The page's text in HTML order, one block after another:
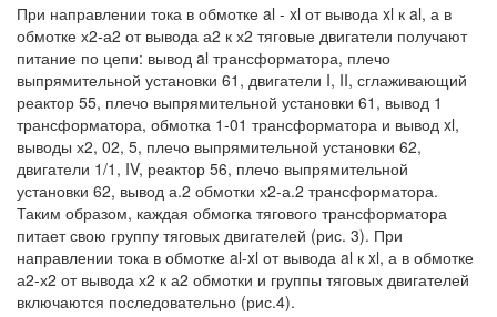
При направлении тока в обмотке al - xl от вывода xl к al, а в
обмотке х2-а2 от вывода а2 к х2 тяговые двигатели получают
питание по цепи: вывод al трансформатора, плечо
выпрямительной установки 61, двигатели I, II, сглаживающий
реактор 55, плечо выпрямительной установки 61, вывод 1
трансформатора, обмотка 1-01 трансформатора и вывод xl,
выводы х2, 02, 5, плечо выпрямительной установки 62,
двигатели 1/1, IV, реактор 56, плечо выпрямительной
установки 62, вывод а.2 обмотки х2-а.2 трансформатора.
Таким образом, каждая обмогка тягового трансформатора
питает свою группу тяговых двигателей (рис. 3). При
направлении тока в обмотке al-xl от вывода al к xl, а в обмотке
а2-х2 от вывода х2 к а2 обмотки и группы тяговых двигателей
включаются последовательно (рис.4).